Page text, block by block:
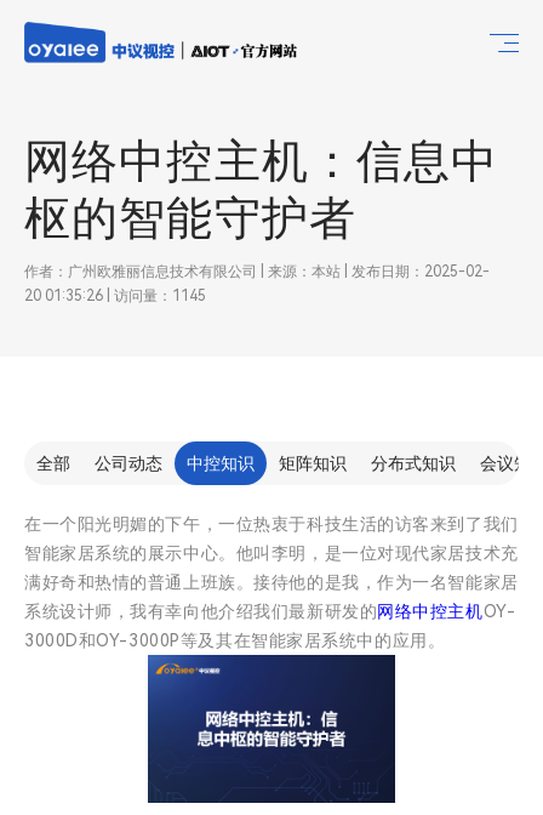
网络中控主机：信息中
枢的智能守护者
作者：广州欧雅丽信息技术有限公司 | 来源：本站 | 发布日期：2025-02-
20 01:35:26 | 访问量：1145
全部 公司动态 中控知识 矩阵知识 分布式知识 会议知
在一个阳光明媚的下午，一位热衷于科技生活的访客来到了我们
智能家居系统的展示中心。他叫李明，是一位对现代家居技术充
满好奇和热情的普通上班族。接待他的是我，作为一名智能家居
系统设计师，我有幸向他介绍我们最新研发的网络中控主机OY-
3000D和OY-3000P等及其在智能家居系统中的应用。